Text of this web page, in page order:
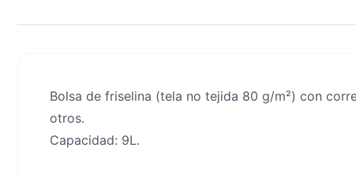
Bolsa de friselina (tela no tejida 80 g/m²) con
otros.
Capacidad: 9L.